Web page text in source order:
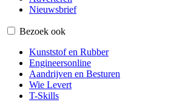
Nieuwsbrief
Bezoek ook
Kunststof en Rubber
Engineersonline
Aandrijven en Besturen
Wie Levert
T-Skills